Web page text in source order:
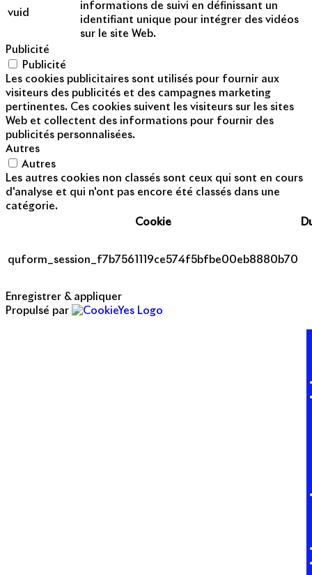
vuid
informations de suivi en définissant un
identifiant unique pour intégrer des vidéos
sur le site Web.
Publicité
Publicité
Les cookies publicitaires sont utilisés pour fournir aux
visiteurs des publicités et des campagnes marketing
pertinentes. Ces cookies suivent les visiteurs sur les sites
Web et collectent des informations pour fournir des
publicités personnalisées.
Autres
Autres
Les autres cookies non classés sont ceux qui sont en cours
d'analyse et qui n'ont pas encore été classés dans une
catégorie.
Cookie
quform_session_f7b7561119ce574f5bfbe00eb8880b70
Enregistrer & appliquer
Propulsé par